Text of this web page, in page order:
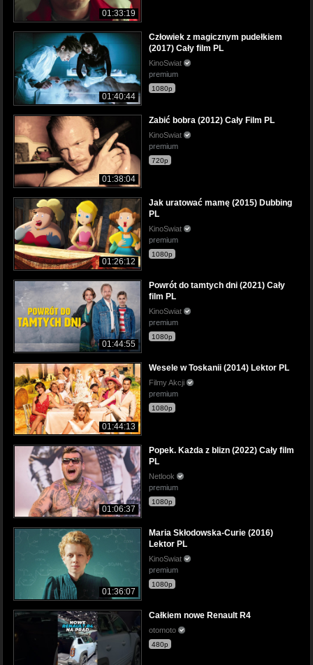
01:33:19
01:40:44
Człowiek z magicznym pudełkiem
(2017) Cały film PL
KinoSwiat
premium
1080p
01:38:04
Zabić bobra (2012) Cały Film PL
KinoSwiat
premium
720p
01:26:12
Jak uratować mamę (2015) Dubbing
PL
KinoSwiat
premium
1080p
01:44:55
Powrót do tamtych dni (2021) Cały
film PL
KinoSwiat
premium
1080p
01:44:13
Wesele w Toskanii (2014) Lektor PL
Filmy Akcji
premium
1080p
01:06:37
Popek. Każda z blizn (2022) Cały film
PL
Netlook
premium
1080p
01:36:07
Maria Skłodowska-Curie (2016)
Lektor PL
KinoSwiat
premium
1080p
Całkiem nowe Renault R4
otomoto
480p